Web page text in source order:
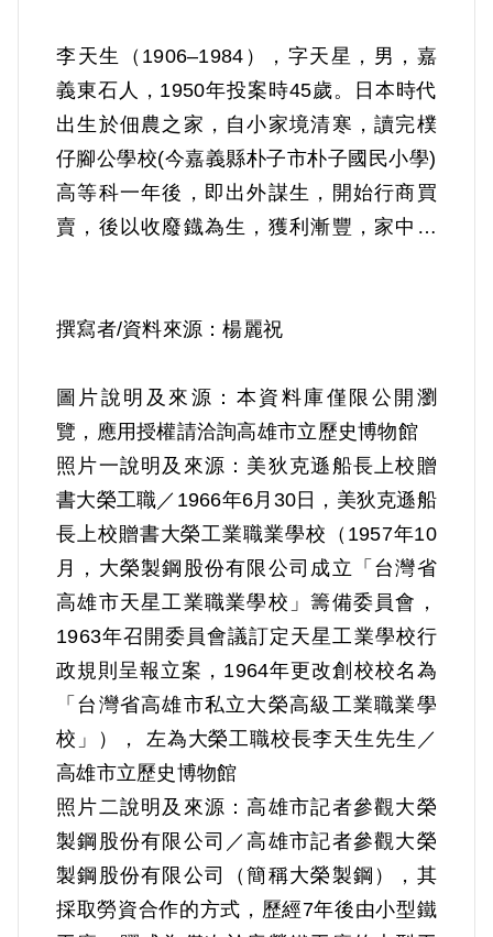
李天生（1906–1984），字天星，男，嘉
義東石人，1950年投案時45歲。日本時代
出生於佃農之家，自小家境清寒，讀完樸
仔腳公學校(今嘉義縣朴子市朴子國民小學)
高等科一年後，即出外謀生，開始行商買
賣，後以收廢鐡為生，獲利漸豐，家中生
參加簡吉領導的臺灣農民組合。在日本殖
一度入獄3個月。二戰爆發後，殖民政府的
威壓日緊，1939年李氏前往中國發展，以
買賣廢鐡為業，之後設廠煉鐡。二戰後返
臺，在高雄開設茂榮鐡工廠，業務蒸蒸日
上，並從軋鋼延伸到煉鋼，並於經營事業
同時持續投入公益，1949年捐地5甲，充建
嘉義東石初中(今東石國中)的校舍，同年撥
用卡車協助載運工人，支援興建高雄西子
灣到桃仔園的沿海道路。
在事業鼎盛之際，李天生卻因資匪案入
獄。據官方判決書所載，共黨份子簡吉為
李天生舊友，1949年簡吉於逃亡期間，稱
病藏匿於茂榮鐡工廠的臺北辦事處，李氏
並提供醫藥費給簡吉。1950年簡吉被捕，
李天生亦隱匿在外，國防部保密局於簡氏
撰寫者/資料來源：楊麗祝
圖片說明及來源：本資料庫僅限公開瀏
覽，應用授權請洽詢高雄市立歷史博物館
照片一說明及來源：美狄克遜船長上校贈
書大榮工職／1966年6月30日，美狄克遜船
長上校贈書大榮工業職業學校（1957年10
月，大榮製鋼股份有限公司成立「台灣省
高雄市天星工業職業學校」籌備委員會，
1963年召開委員會議訂定天星工業學校行
政規則呈報立案，1964年更改創校校名為
「台灣省高雄市私立大榮高級工業職業學
校」）， 左為大榮工職校長李天生先生／
高雄市立歷史博物館
照片二說明及來源：高雄市記者參觀大榮
製鋼股份有限公司／高雄市記者參觀大榮
製鋼股份有限公司（簡稱大榮製鋼），其
採取勞資合作的方式，歷經7年後由小型鐵